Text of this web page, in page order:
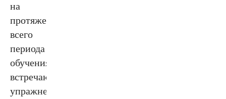
на
протяжении
всего
периода
обучения,
встречаются
упражнения,